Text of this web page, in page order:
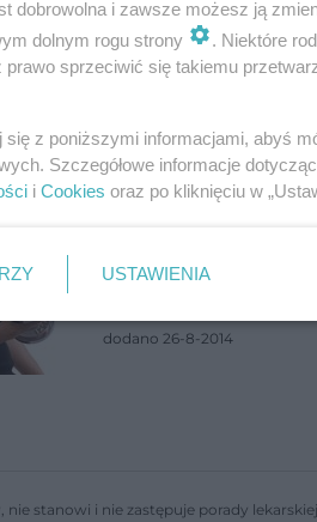
dodano 5-10-2018
Dieta na masę
sprawi, że
masę dla ektomorfika
dodano 26-8-2014
stanowi i nie zastępuje porady
dobrowolna i zawsze możesz ją
dolnym rogu strony
. Niektóre
prawo sprzeciwić się takiemu
się z poniższymi informacjami, abyś
Szczegółowe informacje
i Cookies oraz po kliknięciu w
USTAWIENIA